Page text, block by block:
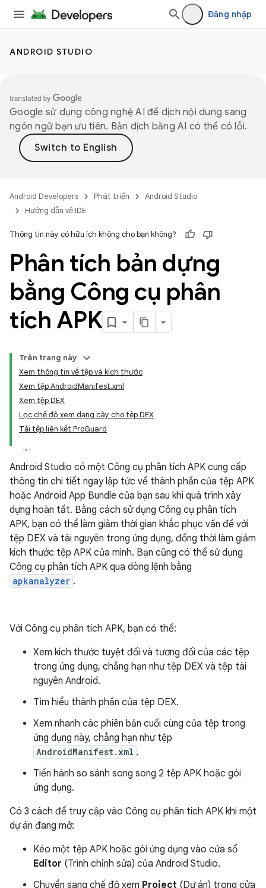
Đăng nhập
ANDROID STUDIO
Google sử dụng công nghệ AI để dịch nội dung sang
ngôn ngữ bạn ưu tiên. Bản dịch bằng AI có thể có lỗi.
Android Developers Phát triển
Android Studio
Hướng dẫn về IDE
Thông tin này có hữu ích không cho bạn không?
Phân tích bản dựng
bằng Công cụ phân
tích APK
Trên trang này
Xem thông tin về tệp và kích thước
Xem tệp AndroidManifest.xml
Xem tệp DEX
Lọc chế độ xem dạng cây cho tệp DEX
Tải tệp liên kết ProGuard
Android Studio có một Công cụ phân tích APK cung cấp
thông tin chi tiết ngay lập tức về thành phần của tệp APK
hoặc Android App Bundle của bạn sau khi quá trình xây
dựng hoàn tất. Bằng cách sử dụng Công cụ phân tích
APK, bạn có thể làm giảm thời gian khắc phục vấn đề với
tệp DEX và tài nguyên trong ứng dụng, đồng thời làm giảm
kích thước tệp APK của mình. Bạn cũng có thể sử dụng
Công cụ phân tích APK qua dòng lệnh bằng
apkanalyzer .
Với Công cụ phân tích APK, bạn có thể:
Xem kích thước tuyệt đối và tương đối của các tệp
trong ứng dụng, chẳng hạn như tệp DEX và tệp tài
nguyên Android.
Tìm hiểu thành phần của tệp DEX.
Xem nhanh các phiên bản cuối cùng của tệp trong
ứng dụng này, chẳng hạn như tệp
AndroidManifest.xml .
Tiến hành so sánh song song 2 tệp APK hoặc gói
ứng dụng.
Có 3 cách để truy cập vào Công cụ phân tích APK khi một
dự án đang mở:
Kéo một tệp APK hoặc gói ứng dụng vào cửa sổ
Editor (Trình chỉnh sửa) của Android Studio.
Chuyển sang chế độ xem Project (Dự án) trong cửa